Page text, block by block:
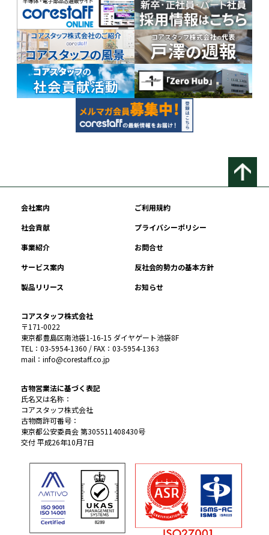
会社案内
ご利用規約
社会貢献
プライバシーポリシー
事業紹介
お問合せ
サービス案内
反社会的勢力の基本方針
製品リリース
お知らせ
コアスタッフ株式会社
〒171-0022
東京都豊島区南池袋1-16-15 ダイヤゲート池袋8F
TEL：03-5954-1360 / FAX：03-5954-1363
mail：info@corestaff.co.jp
古物営業法に基づく表記
氏名又は名称：
コアスタッフ株式会社
古物商許可番号：
東京都公安委員会 第305511408430号
交付 平成26年10月7日